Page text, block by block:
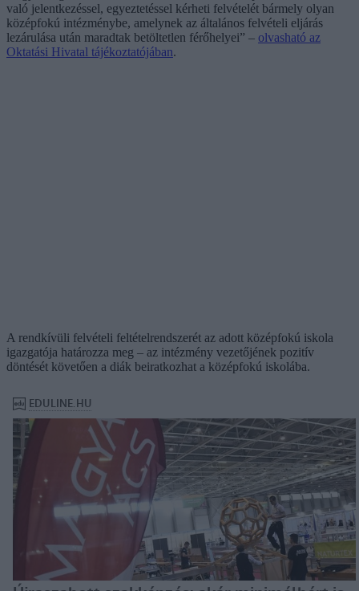
való jelentkezéssel, egyeztetéssel kérheti felvételét bármely olyan
középfokú intézménybe, amelynek az általános felvételi eljárás
lezárulása után maradtak betöltetlen férőhelyei” – olvasható az
Oktatási Hivatal tájékoztatójában.
A rendkívüli felvételi feltételrendszerét az adott középfokú iskola
igazgatója határozza meg – az intézmény vezetőjének pozitív
döntését követően a diák beiratkozhat a középfokú iskolába.